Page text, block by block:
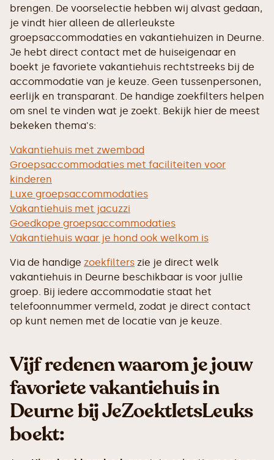
brengen. De voorselectie hebben wij alvast gedaan,
je vindt hier alleen de allerleukste
groepsaccommodaties en vakantiehuizen in Deurne.
Je hebt direct contact met de huiseigenaar en
boekt je favoriete vakantiehuis rechtstreeks bij de
accommodatie van je keuze. Geen tussenpersonen,
eerlijk en transparant. De handige zoekfilters helpen
om snel te vinden wat je zoekt. Bekijk hier de meest
bekeken thema's:
Vakantiehuis met zwembad
Groepsaccommodaties met faciliteiten voor
kinderen
Luxe groepsaccommodaties
Vakantiehuis met jacuzzi
Goedkope groepsaccommodaties
Vakantiehuis waar je hond ook welkom is
Via de handige zoekfilters zie je direct welk
vakantiehuis in Deurne beschikbaar is voor jullie
groep. Bij iedere accommodatie staat het
telefoonnummer vermeld, zodat je direct contact
op kunt nemen met de locatie van je keuze.
Vijf redenen waarom je jouw
favoriete vakantiehuis in
Deurne bij JeZoektIetsLeuks
boekt: